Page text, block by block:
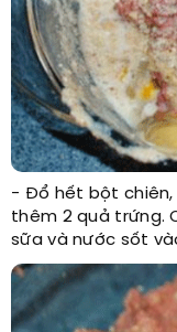
- Đổ hết bột
thêm 2 quả trứng.
sữa và nước sốt